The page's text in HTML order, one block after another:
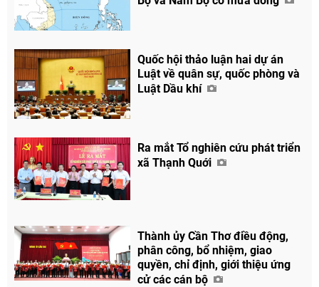
Chia sẻ
Quốc hội thảo luận hai dự án
Luật về quân sự, quốc phòng và
Luật Dầu khí
Ra mắt Tổ nghiên cứu phát triển
xã Thạnh Quới
Thành ủy Cần Thơ điều động,
phân công, bổ nhiệm, giao
quyền, chỉ định, giới thiệu ứng
cử các cán bộ